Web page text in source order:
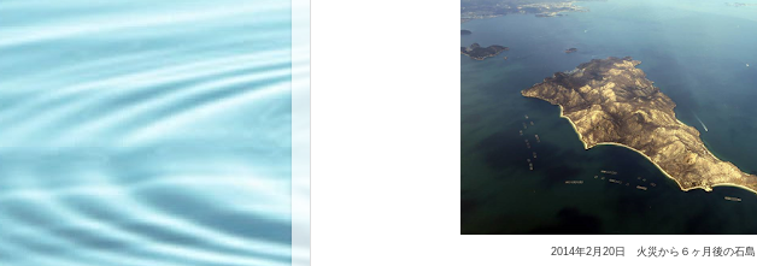
2014年2月20日 火災から６ヶ月後の石島